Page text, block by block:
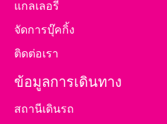
แกลเลอรี่
จัดการบุ๊คกิ้ง
ติดต่อเรา
ข้อมูลการเดินทาง
สถานีเดินรถ